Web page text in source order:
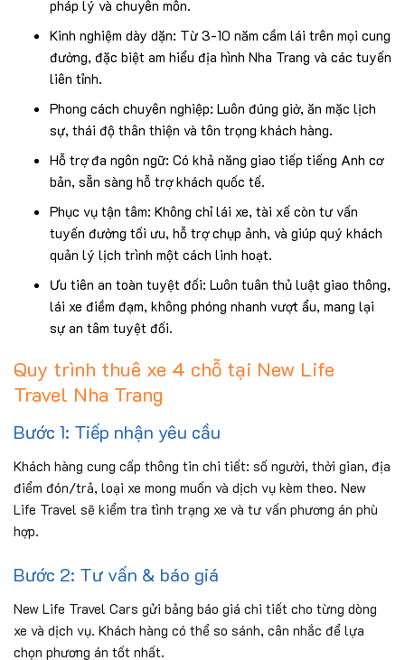
pháp lý và chuyên môn.
Kinh nghiệm dày dặn: Từ 3-10 năm cầm lái trên mọi cung
đường, đặc biệt am hiểu địa hình Nha Trang và các tuyến
liên tỉnh.
Phong cách chuyên nghiệp: Luôn đúng giờ, ăn mặc lịch
sự, thái độ thân thiện và tôn trọng khách hàng.
Hỗ trợ đa ngôn ngữ: Có khả năng giao tiếp tiếng Anh cơ
bản, sẵn sàng hỗ trợ khách quốc tế.
Phục vụ tận tâm: Không chỉ lái xe, tài xế còn tư vấn
tuyến đường tối ưu, hỗ trợ chụp ảnh, và giúp quý khách
quản lý lịch trình một cách linh hoạt.
Ưu tiên an toàn tuyệt đối: Luôn tuân thủ luật giao thông,
lái xe điềm đạm, không phóng nhanh vượt ẩu, mang lại
sự an tâm tuyệt đối.
Quy trình thuê xe 4 chỗ tại New Life
Travel Nha Trang
Bước 1: Tiếp nhận yêu cầu
Khách hàng cung cấp thông tin chi tiết: số người, thời gian, địa
điểm đón/trả, loại xe mong muốn và dịch vụ kèm theo. New
Life Travel sẽ kiểm tra tình trạng xe và tư vấn phương án phù
hợp.
Bước 2: Tư vấn & báo giá
New Life Travel Cars gửi bảng báo giá chi tiết cho từng dòng
xe và dịch vụ. Khách hàng có thể so sánh, cân nhắc để lựa
chọn phương án tốt nhất.